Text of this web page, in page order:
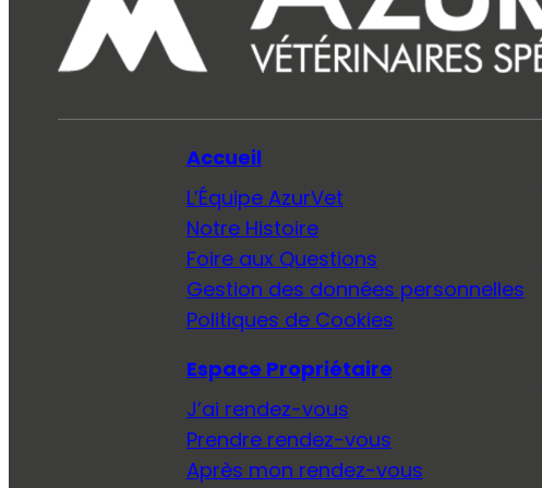
Accueil
L’Équipe AzurVet
Notre Histoire
Foire aux Questions
Gestion des données personnelles
Politiques de Cookies
Espace Propriétaire
J’ai rendez-vous
Prendre rendez-vous
Après mon rendez-vous